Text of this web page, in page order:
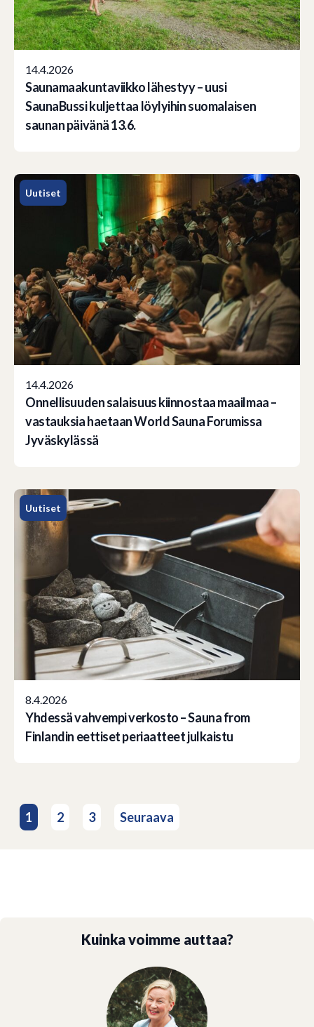
14.4.2026
Saunamaakuntaviikko lähestyy – uusi
SaunaBussi kuljettaa löylyihin suomalaisen
saunan päivänä 13.6.
Uutiset
14.4.2026
Onnellisuuden salaisuus kiinnostaa maailmaa –
vastauksia haetaan World Sauna Forumissa
Jyväskylässä
Uutiset
8.4.2026
Yhdessä vahvempi verkosto – Sauna from
Finlandin eettiset periaatteet julkaistu
Artikkelien
sivutus
1 2 3 Seuraava
Kuinka voimme auttaa?